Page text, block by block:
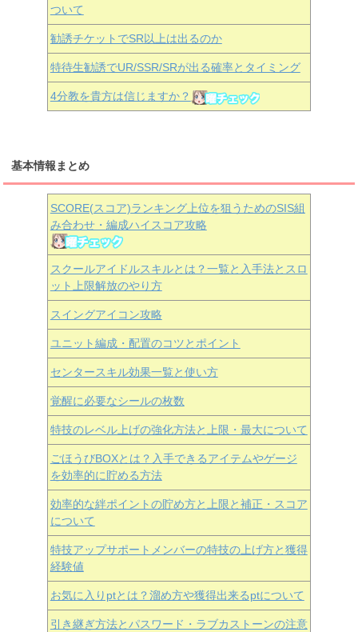
ついて
勧誘チケットでSR以上は出るのか
特待生勧誘でUR/SSR/SRが出る確率とタイミング
4分教を貴方は信じますか？
基本情報まとめ
SCORE(スコア)ランキング上位を狙うためのSIS組
み合わせ・編成ハイスコア攻略
スクールアイドルスキルとは？一覧と入手法とスロ
ット上限解放のやり方
スイングアイコン攻略
ユニット編成・配置のコツとポイント
センタースキル効果一覧と使い方
覚醒に必要なシールの枚数
特技のレベル上げの強化方法と上限・最大について
ごほうびBOXとは？入手できるアイテムやゲージ
を効率的に貯める方法
効率的な絆ポイントの貯め方と上限と補正・スコア
について
特技アップサポートメンバーの特技の上げ方と獲得
経験値
お気に入りptとは？溜め方や獲得出来るptについて
引き継ぎ方法とパスワード・ラブカストーンの注意